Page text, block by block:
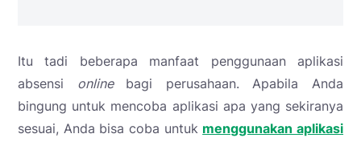
Itu tadi beberapa manfaat penggunaan aplikasi
absensi online bagi perusahaan. Apabila Anda
bingung untuk mencoba aplikasi apa yang sekiranya
sesuai, Anda bisa coba untuk menggunakan aplikasi